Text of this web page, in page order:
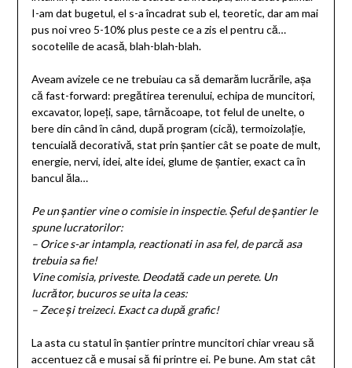
I-am dat bugetul, el s-a încadrat sub el, teoretic, dar am mai
pus noi vreo 5-10% plus peste ce a zis el pentru că…
socotelile de acasă, blah-blah-blah.
Aveam avizele ce ne trebuiau ca să demarăm lucrările, așa
că fast-forward: pregătirea terenului, echipa de muncitori,
excavator, lopeți, sape, târnăcoape, tot felul de unelte, o
bere din când în când, după program (cică), termoizolație,
tencuială decorativă, stat prin șantier cât se poate de mult,
energie, nervi, idei, alte idei, glume de șantier, exact ca în
bancul ăla…
Pe un șantier vine o comisie in inspectie. Șeful de șantier le
spune lucratorilor:
– Orice s-ar intampla, reactionati in asa fel, de parcă asa
trebuia sa fie!
Vine comisia, priveste. Deodată cade un perete. Un
lucrător, bucuros se uita la ceas:
– Zece și treizeci. Exact ca după grafic!
La asta cu statul în șantier printre muncitori chiar vreau să
accentuez că e musai să fii printre ei. Pe bune. Am stat cât